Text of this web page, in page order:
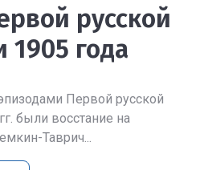
русской
года
Первой русской
были восстание на
Таврич...